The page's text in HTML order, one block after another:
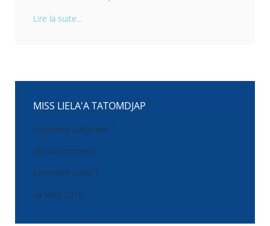
Lire la suite...
MISS LIELA'A TATOMDJAP
Comment participer ?
Les Nomminées
Comment voter ?
La Miss 2016